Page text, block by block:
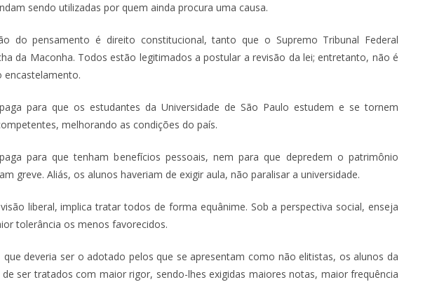
sendo utilizadas por quem ainda procura uma causa.
do pensamento é direito constitucional, tanto que o Supremo Tribunal Federal
da Maconha. Todos estão legitimados a postular a revisão da lei; entretanto, não é
encastelamento.
para que os estudantes da Universidade de São Paulo estudem e se tornem
melhorando as condições do país.
para que tenham benefícios pessoais, nem para que depredem o patrimônio
greve. Aliás, os alunos haveriam de exigir aula, não paralisar a universidade.
liberal, implica tratar todos de forma equânime. Sob a perspectiva social, enseja
tolerância os menos favorecidos.
que deveria ser o adotado pelos que se apresentam como não elitistas, os alunos da
de ser tratados com maior rigor, sendo-lhes exigidas maiores notas, maior frequência